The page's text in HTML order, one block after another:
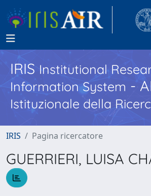
IRISInstitutional
Information System -
Istituzionale della
IRIS Pagina ricercatore
GUERRIERI, LUISA